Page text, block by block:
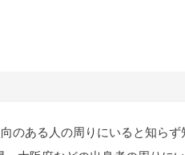
のある人の周りにいると知らず